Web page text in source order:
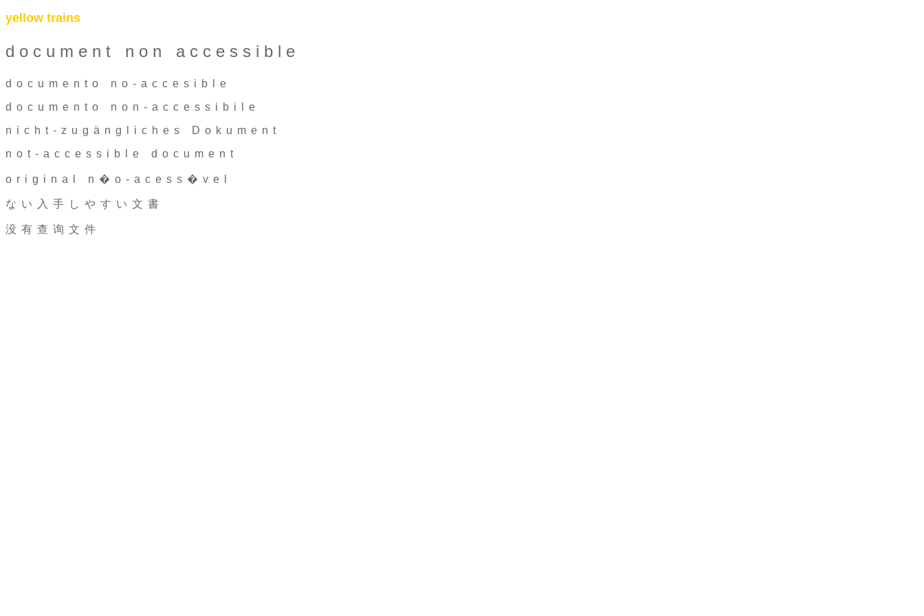
yellow trains
document non accessible
documento no-accesible
documento non-accessibile
nicht-zugängliches Dokument
not-accessible document
original n�o-acess�vel
ない入手しやすい文書
没有查询文件